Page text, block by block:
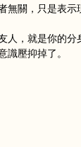
無關，只是表
人，就是你的
識壓抑掉了。